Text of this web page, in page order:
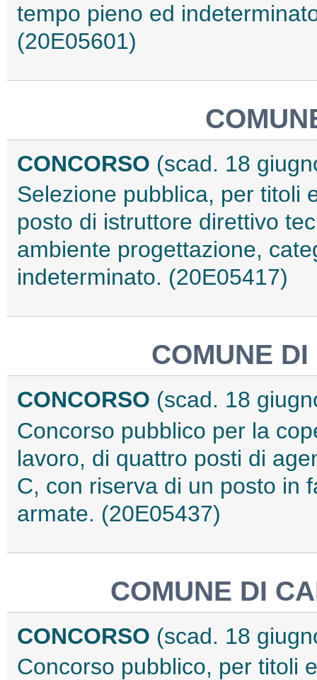
tempo pieno ed
(20E05601)
CONCORSO (scad. 18
Selezione pubblica, per titoli
posto di istruttore direttivo
ambiente progettazione,
indeterminato. (20E05417)
COMUNE
CONCORSO (scad. 18
Concorso pubblico per la
lavoro, di quattro posti di
C, con riserva di un posto in
armate. (20E05437)
COMUNE DI
CONCORSO (scad. 18
Concorso pubblico, per titoli